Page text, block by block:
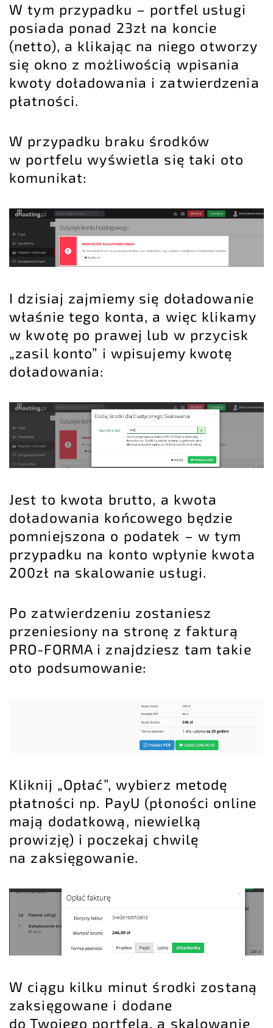
W tym przypadku – portfel usługi
posiada ponad 23zł na koncie
(netto), a klikając na niego otworzy
się okno z możliwością wpisania
kwoty doładowania i zatwierdzenia
płatności.
W przypadku braku środków
w portfelu wyświetla się taki oto
komunikat:
I dzisiaj zajmiemy się doładowanie
właśnie tego konta, a więc klikamy
w kwotę po prawej lub w przycisk
„zasil konto” i wpisujemy kwotę
doładowania:
Jest to kwota brutto, a kwota
doładowania końcowego będzie
pomniejszona o podatek – w tym
przypadku na konto wpłynie kwota
200zł na skalowanie usługi.
Po zatwierdzeniu zostaniesz
przeniesiony na stronę z fakturą
PRO-FORMA i znajdziesz tam takie
oto podsumowanie:
Kliknij „Opłać”, wybierz metodę
płatności np. PayU (płoności online
mają dodatkową, niewielką
prowizję) i poczekaj chwilę
na zaksięgowanie.
W ciągu kilku minut środki zostaną
zaksięgowane i dodane
do Twojego portfela, a skalowanie